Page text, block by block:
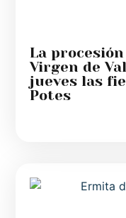
La
Virgen de
jueves las
Potes